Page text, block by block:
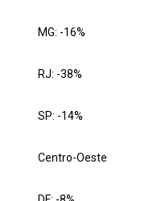
MG: -16%
RJ: -38%
SP: -14%
Centro-Oeste